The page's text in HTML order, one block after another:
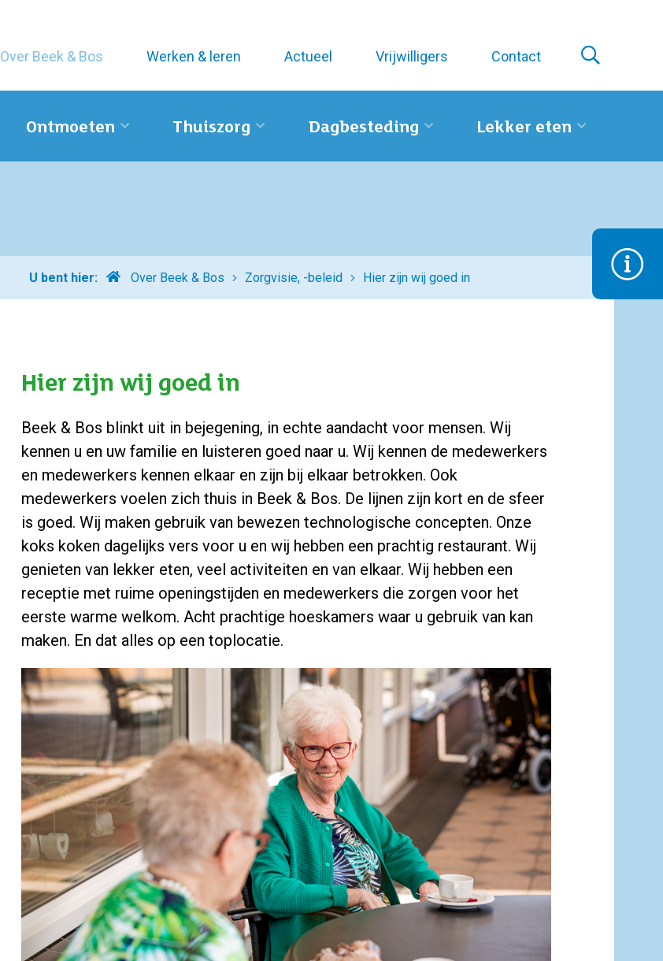
Over Beek & Bos Werken & leren Actueel Vrijwilligers Contact
Ontmoeten Thuiszorg Dagbesteding Lekker eten
U bent hier:
Home Over Beek & Bos Zorgvisie, -beleid Hier zijn wij goed in
Hier zijn wij goed in
Beek & Bos blinkt uit in bejegening, in echte aandacht voor mensen. Wij
kennen u en uw familie en luisteren goed naar u. Wij kennen de medewerkers
en medewerkers kennen elkaar en zijn bij elkaar betrokken. Ook
medewerkers voelen zich thuis in Beek & Bos. De lijnen zijn kort en de sfeer
is goed. Wij maken gebruik van bewezen technologische concepten. Onze
koks koken dagelijks vers voor u en wij hebben een prachtig restaurant. Wij
genieten van lekker eten, veel activiteiten en van elkaar. Wij hebben een
receptie met ruime openingstijden en medewerkers die zorgen voor het
eerste warme welkom. Acht prachtige hoeskamers waar u gebruik van kan
maken. En dat alles op een toplocatie.